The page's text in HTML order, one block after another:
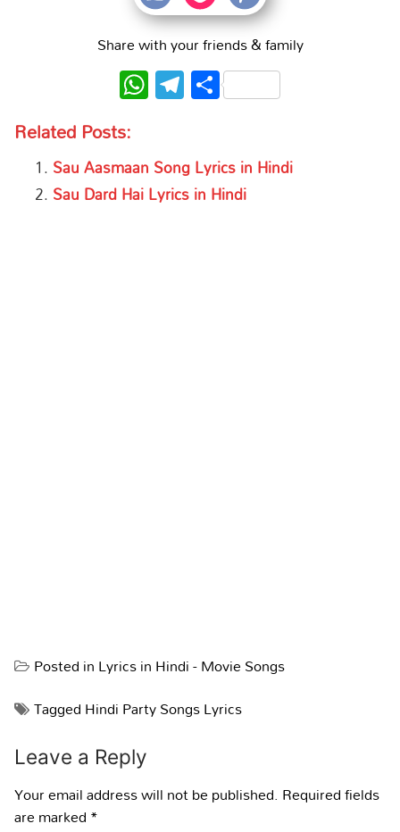
Share with your friends & family
WhatsApp
Telegram
Share
Related Posts:
Sau Aasmaan Song Lyrics in Hindi
Sau Dard Hai Lyrics in Hindi
Posted inLyrics in Hindi - Movie Songs
TaggedHindi Party Songs Lyrics
Leave a Reply
Your email address will not be published. Required fields
are marked*